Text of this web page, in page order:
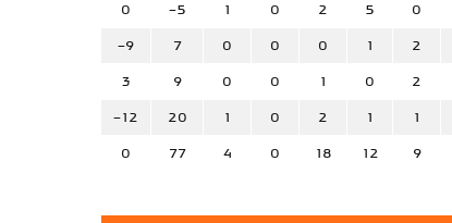
0
5
2
0
1
-5
0
2
1
0
0
0
7
-9
2
0
1
0
0
9
3
1
1
2
0
1
20
-12
9
12
18
0
4
77
0